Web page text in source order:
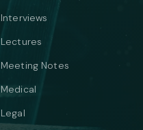
Interviews
Lectures
Meeting Notes
Medical
Legal